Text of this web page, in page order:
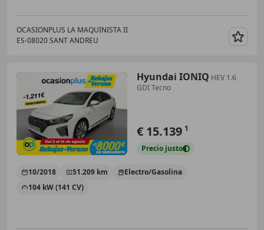
OCASIONPLUS LA MAQUINISTA II
ES-08020 SANT ANDREU
Hyundai IONIQ HEV 1.6
GDI Tecno
€ 15.139 1
Precio justo
10/2018 51.209 km
Electro/Gasolina
104 kW (141 CV)